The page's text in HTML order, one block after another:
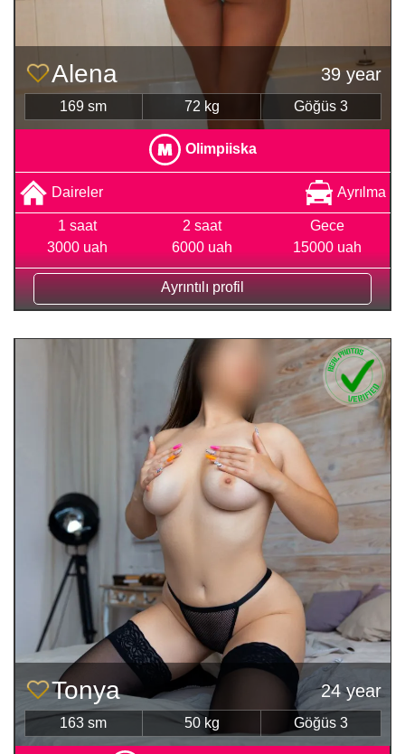
Alena 39 year
169 sm 72 kg Göğüs 3
Olimpiiska
Daireler Ayrılma
1 saat
3000 uah
2 saat
6000 uah
Gece
15000 uah
Ayrıntılı profil
Tonya 24 year
163 sm 50 kg Göğüs 3